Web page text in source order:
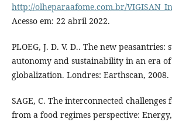
http://olheparaafome.com.br/
Acesso em: 22 abril 2022.
PLOEG, J. D. V. D.. The new peasantries:
autonomy and sustainability in an era
globalization. Londres: Earthscan, 2008.
SAGE, C. The interconnected
from a food regimes perspective: